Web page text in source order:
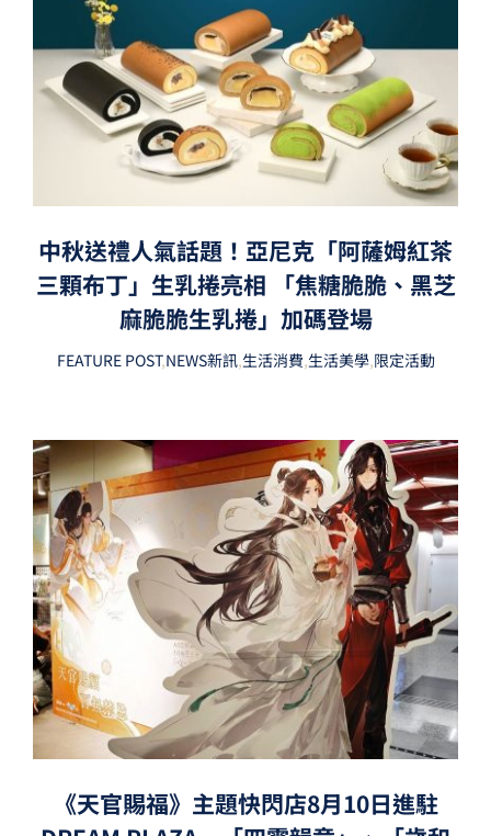
中秋送禮人氣話題！亞尼克「阿薩姆紅茶
三顆布丁」生乳捲亮相 「焦糖脆脆、黑芝
麻脆脆生乳捲」加碼登場
FEATURE POST,NEWS新訊,生活消費,生活美學,限定活動
《天官賜福》主題快閃店8月10日進駐